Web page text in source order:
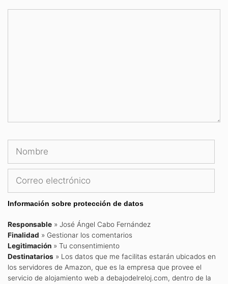
Nombre
Información sobre protección de datos
Responsable » José Ángel Cabo Fernández
Finalidad » Gestionar los comentarios
Legitimación » Tu consentimiento
Destinatarios » Los datos que me facilitas estarán ubicados en
los servidores de Amazon, que es la empresa que provee el
servicio de alojamiento web a debajodelreloj.com, dentro de la